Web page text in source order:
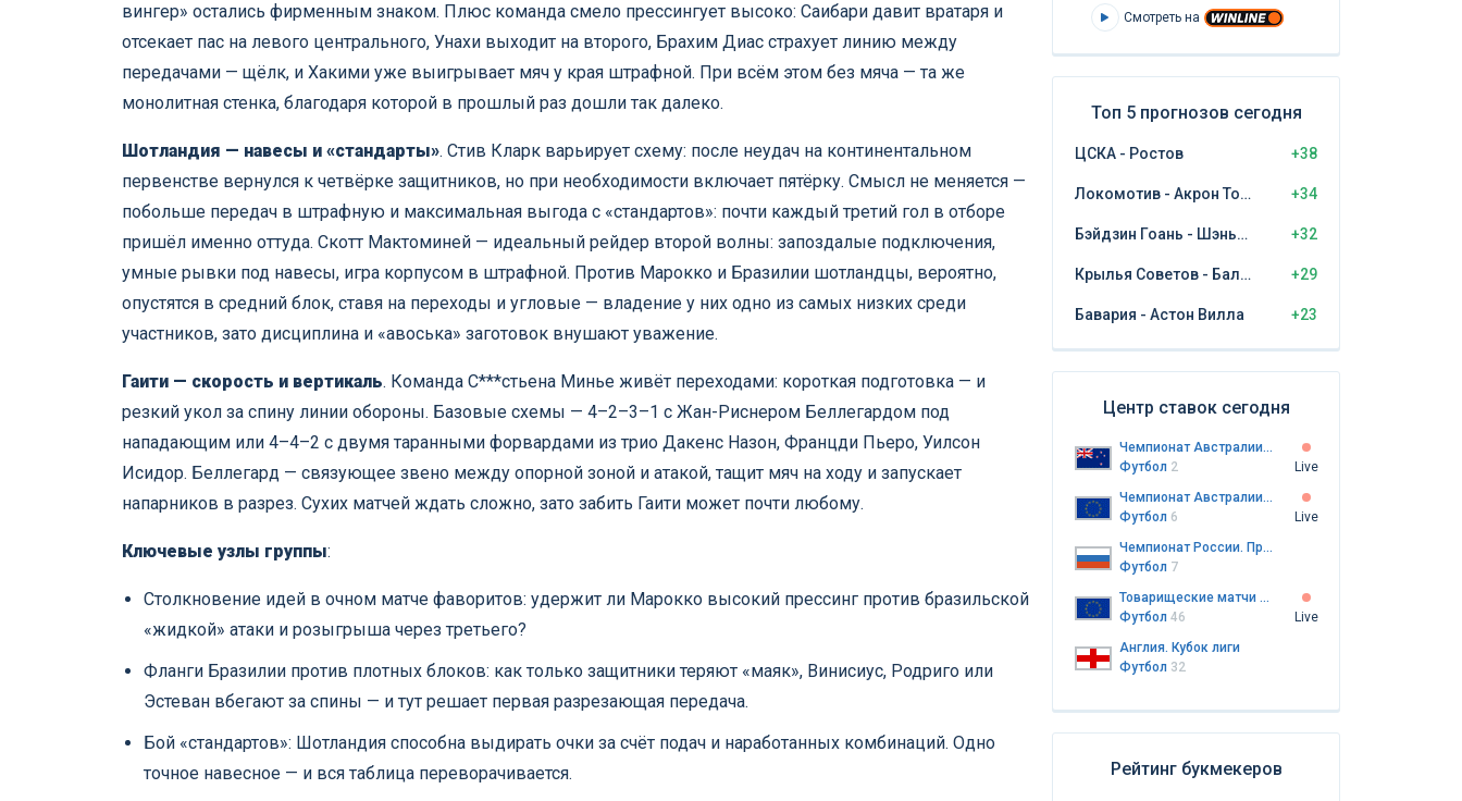
вингер» остались фирменным знаком. Плюс команда смело прессингует высоко: Саибари давит вратаря и
отсекает пас на левого центрального, Унахи выходит на второго, Брахим Диас страхует линию между
передачами — щёлк, и Хакими уже выигрывает мяч у края штрафной. При всём этом без мяча — та же
монолитная стенка, благодаря которой в прошлый раз дошли так далеко.
Шотландия — навесы и «стандарты». Стив Кларк варьирует схему: после неудач на континентальном
первенстве вернулся к четвёрке защитников, но при необходимости включает пятёрку. Смысл не меняется —
побольше передач в штрафную и максимальная выгода с «стандартов»: почти каждый третий гол в отборе
пришёл именно оттуда. Скотт Мактоминей — идеальный рейдер второй волны: запоздалые подключения,
умные рывки под навесы, игра корпусом в штрафной. Против Марокко и Бразилии шотландцы, вероятно,
опустятся в средний блок, ставя на переходы и угловые — владение у них одно из самых низких среди
участников, зато дисциплина и «авоська» заготовок внушают уважение.
Гаити — скорость и вертикаль. Команда С***стьена Минье живёт переходами: короткая подготовка — и
резкий укол за спину линии обороны. Базовые схемы — 4–2–3–1 с Жан-Риснером Беллегардом под
нападающим или 4–4–2 с двумя таранными форвардами из трио Дакенс Назон, Францди Пьеро, Уилсон
Исидор. Беллегард — связующее звено между опорной зоной и атакой, тащит мяч на ходу и запускает
напарников в разрез. Сухих матчей ждать сложно, зато забить Гаити может почти любому.
Ключевые узлы группы:
Столкновение идей в очном матче фаворитов: удержит ли Марокко высокий прессинг против бразильской
«жидкой» атаки и розыгрыша через третьего?
Фланги Бразилии против плотных блоков: как только защитники теряют «маяк», Винисиус, Родриго или
Эстеван вбегают за спины — и тут решает первая разрезающая передача.
Бой «стандартов»: Шотландия способна выдирать очки за счёт подач и наработанных комбинаций. Одно
точное навесное — и вся таблица переворачивается.
Смотреть на
Топ 5 прогнозов сегодня
ЦСКА - Ростов +38
Локомотив - Акрон Тольятти +34
Бэйдзин Гоань - Шэньчжэнь Пэн Сити +32
Крылья Советов - Балтика Калининград +29
Бавария - Астон Вилла +23
Центр ставок сегодня
Чемпионат Австралии. Чемпионшип Тасмании
Футбол 2
Live
Чемпионат Австралии. Премьер-лига Нового Южного Уэльса 1
Футбол 6
Live
Чемпионат России. Премьер-лига
Футбол 7
Товарищеские матчи клубов
Футбол 46
Live
Англия. Кубок лиги
Футбол 32
Рейтинг букмекеров